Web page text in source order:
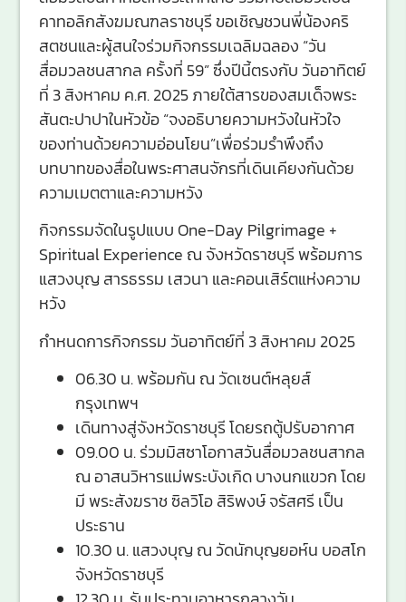
คาทอลิกสังฆมณฑลราชบุรี ขอเชิญชวนพี่น้องคริ
สตชนและผู้สนใจร่วมกิจกรรมเฉลิมฉลอง “วัน
สื่อมวลชนสากล ครั้งที่ 59” ซึ่งปีนี้ตรงกับ วันอาทิตย์
ที่ 3 สิงหาคม ค.ศ. 2025 ภายใต้สารของสมเด็จพระ
สันตะปาปาในหัวข้อ “จงอธิบายความหวังในหัวใจ
ของท่านด้วยความอ่อนโยน”เพื่อร่วมรำพึงถึง
บทบาทของสื่อในพระศาสนจักรที่เดินเคียงกันด้วย
ความเมตตาและความหวัง
กิจกรรมจัดในรูปแบบ One-Day Pilgrimage +
Spiritual Experience ณ จังหวัดราชบุรี พร้อมการ
แสวงบุญ สารธรรม เสวนา และคอนเสิร์ตแห่งความ
หวัง
กำหนดการกิจกรรม วันอาทิตย์ที่ 3 สิงหาคม 2025
06.30 น. พร้อมกัน ณ วัดเซนต์หลุยส์
กรุงเทพฯ
เดินทางสู่จังหวัดราชบุรี โดยรถตู้ปรับอากาศ
09.00 น. ร่วมมิสซาโอกาสวันสื่อมวลชนสากล
ณ อาสนวิหารแม่พระบังเกิด บางนกแขวก โดย
มี พระสังฆราช ซิลวิโอ สิริพงษ์ จรัสศรี เป็น
ประธาน
10.30 น. แสวงบุญ ณ วัดนักบุญยอห์น บอสโก
จังหวัดราชบุรี